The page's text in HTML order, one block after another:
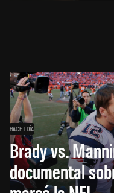
HACE 1 DÍA
Brady vs.
documental